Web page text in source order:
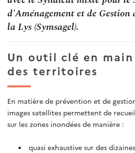
d'Aménagement et de Gestion
la Lys (Symsagel).
Un outil clé en
des territoires
En matière de prévention et de
images satellites permettent de
sur les zones inondées de manière :
quasi exhaustive sur des